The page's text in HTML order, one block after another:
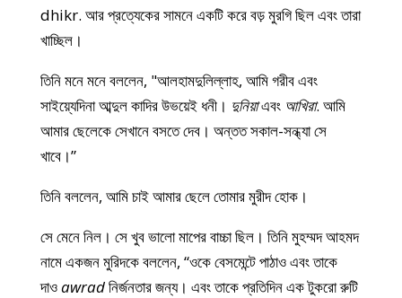
dhikr. আর প্রত্যেকের সামনে একটি করে বড় মুরগি ছিল এবং তারা
খাচ্ছিল।
তিনি মনে মনে বললেন, "আলহামদুলিল্লাহ, আমি গরীব এবং
সাইয়্যেদিনা আব্দুল কাদির উভয়েই ধনী। দুনিয়াএবং আখিরা. আমি
আমার ছেলেকে সেখানে বসতে দেব। অন্তত সকাল-সন্ধ্যা সে
খাবে।”
তিনি বললেন, আমি চাই আমার ছেলে তোমার মুরীদ হোক।
সে মেনে নিল। সে খুব ভালো মাপের বাচ্চা ছিল। তিনি মুহম্মদ আহমদ
নামে একজন মুরিদকে বললেন, “ওকে বেসমেন্টে পাঠাও এবং তাকে
দাওawradনির্জনতার জন্য। এবং তাকে প্রতিদিন এক টুকরো রুটি